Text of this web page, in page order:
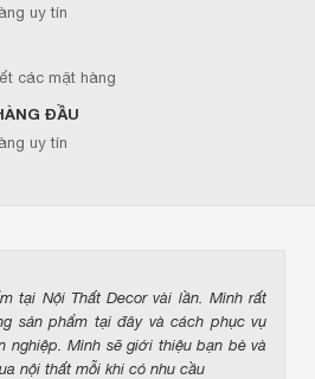
uy tín
các mặt hàng
ĐẦU
uy tín
tại Nội Thất Decor vài lần. Mình rất
sản phẩm tại đây và cách phục vụ
nghiệp. Mình sẽ giới thiệu bạn bè và
nội thất mỗi khi có nhu cầu